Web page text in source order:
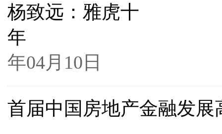
杨致远：雅虎十
年
年04月10日
首届中国房地产金融发展